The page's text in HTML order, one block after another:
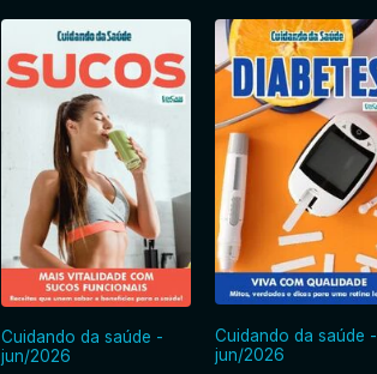
Cuidando da saúde -
jun/2026
Cuidando da saúde -
jun/2026